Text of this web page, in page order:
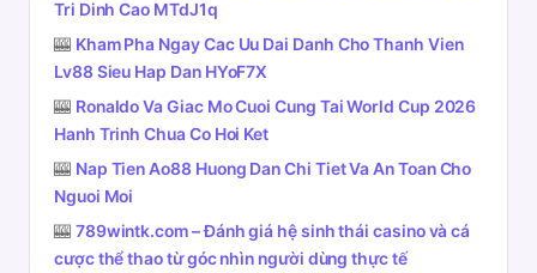
Tri Dinh Cao MTdJ1q
🎰 Kham Pha Ngay Cac Uu Dai Danh Cho Thanh Vien
Lv88 Sieu Hap Dan HYoF7X
🎰 Ronaldo Va Giac Mo Cuoi Cung Tai World Cup 2026
Hanh Trinh Chua Co Hoi Ket
🎰 Nap Tien Ao88 Huong Dan Chi Tiet Va An Toan Cho
Nguoi Moi
🎰 789wintk.com – Đánh giá hệ sinh thái casino và cá
cược thể thao từ góc nhìn người dùng thực tế